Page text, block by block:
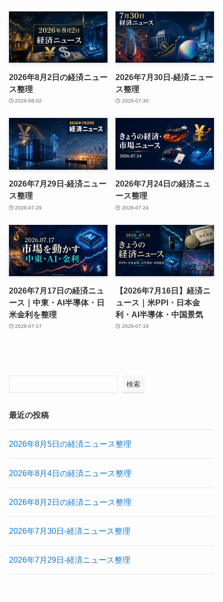
2026年8月2日の経済ニュー
ス整理
2026-08-02
2026年7月30日-経済ニュー
ス整理
2026-07-30
2026年7月29日-経済ニュー
ス整理
2026-07-29
2026年7月24日の経済ニュ
ース整理
2026-07-24
2026年7月17日の経済ニュ
ース｜中東・AI半導体・日
米金利を整理
2026-07-17
【2026年7月16日】経済ニ
ュース｜米PPI・日本金
利・AI半導体・中国景気
2026-07-16
検索
最近の投稿
2026年8月5日の経済ニュース整理
2026年8月4日の経済ニュース整理
2026年8月2日の経済ニュース整理
2026年7月30日-経済ニュース整理
2026年7月29日-経済ニュース整理